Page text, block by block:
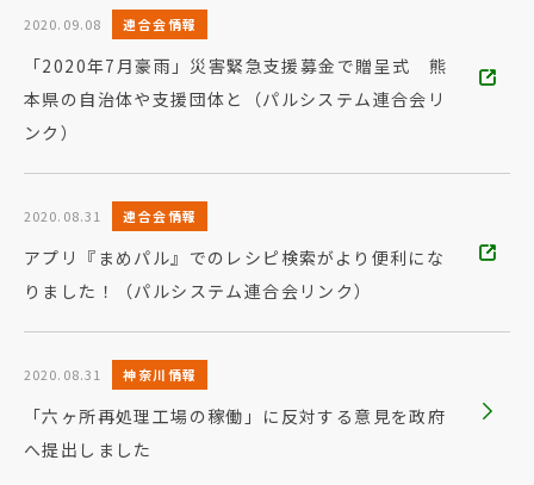
2020.09.08 連合会情報
「2020年7月豪雨」災害緊急支援募金で贈呈式 熊
本県の自治体や支援団体と（パルシステム連合会リ
ンク）
2020.08.31 連合会情報
アプリ『まめパル』でのレシピ検索がより便利にな
りました！（パルシステム連合会リンク）
2020.08.31 神奈川情報
「六ヶ所再処理工場の稼働」に反対する意見を政府
へ提出しました